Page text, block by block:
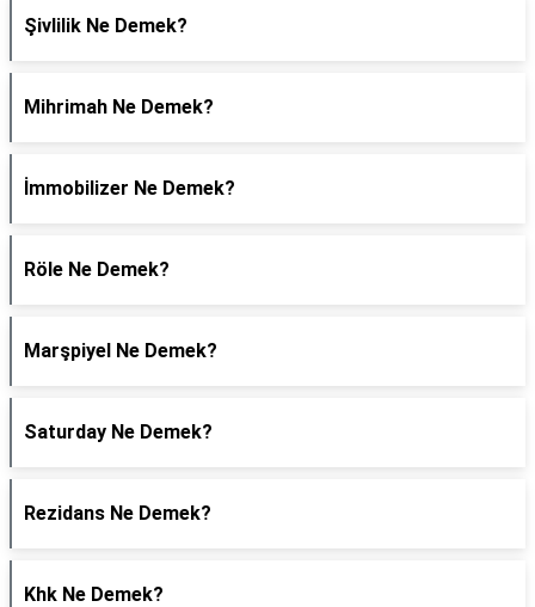
Şivlilik Ne Demek?
Mihrimah Ne Demek?
İmmobilizer Ne Demek?
Röle Ne Demek?
Marşpiyel Ne Demek?
Saturday Ne Demek?
Rezidans Ne Demek?
Khk Ne Demek?